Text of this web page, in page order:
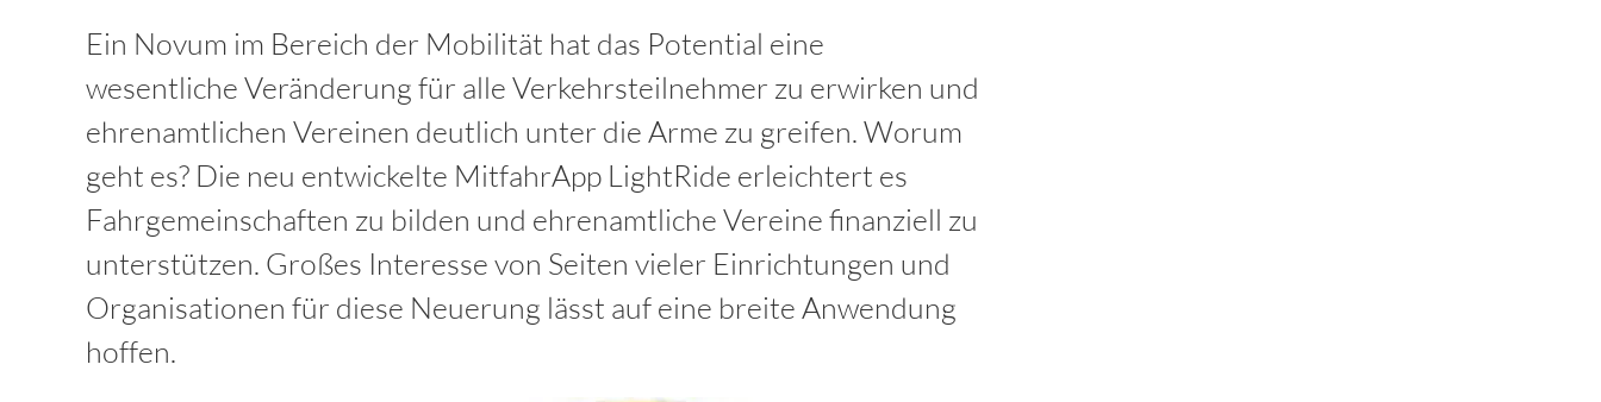
Ein Novum im Bereich der Mobilität hat das Potential eine
wesentliche Veränderung für alle Verkehrsteilnehmer zu erwirken und
ehrenamtlichen Vereinen deutlich unter die Arme zu greifen. Worum
geht es? Die neu entwickelte MitfahrApp LightRide erleichtert es
Fahrgemeinschaften zu bilden und ehrenamtliche Vereine finanziell zu
unterstützen. Großes Interesse von Seiten vieler Einrichtungen und
Organisationen für diese Neuerung lässt auf eine breite Anwendung
hoffen.